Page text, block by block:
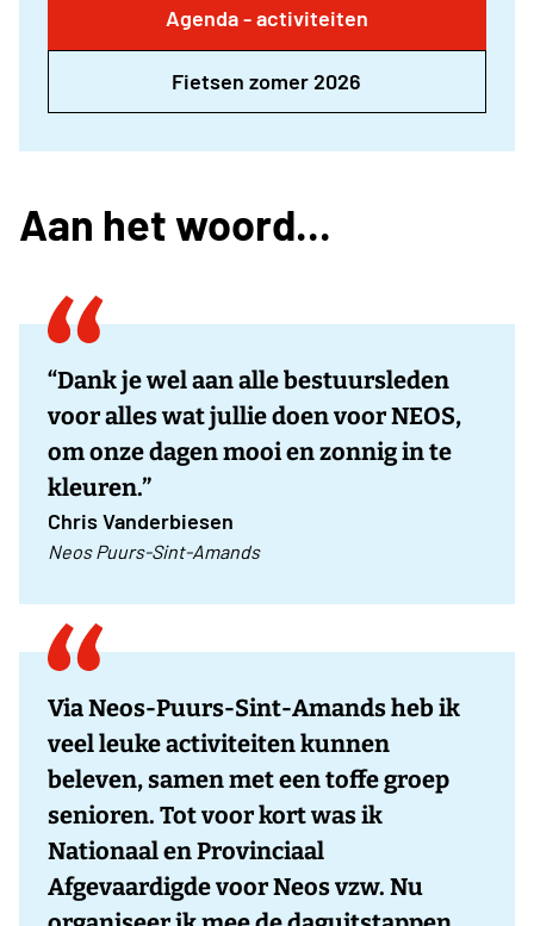
Agenda - activiteiten
Fietsen zomer 2026
Aan het woord...
“Dank je wel aan alle bestuursleden
voor alles wat jullie doen voor NEOS,
om onze dagen mooi en zonnig in te
kleuren.”
Chris Vanderbiesen
Neos Puurs-Sint-Amands
Via Neos-Puurs-Sint-Amands heb ik
veel leuke activiteiten kunnen
beleven, samen met een toffe groep
senioren. Tot voor kort was ik
Nationaal en Provinciaal
Afgevaardigde voor Neos vzw. Nu